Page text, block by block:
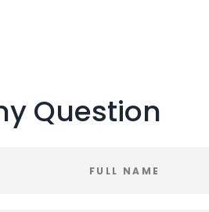
Question